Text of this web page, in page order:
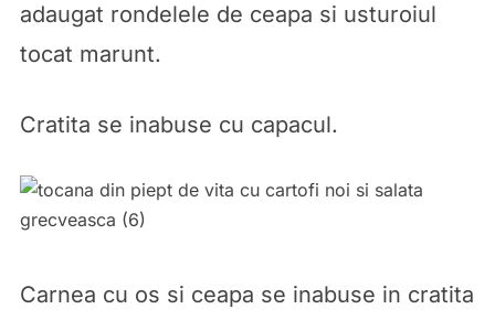
adaugat rondelele de ceapa si usturoiul
tocat marunt.
Cratita se inabuse cu capacul.
Carnea cu os si ceapa se inabuse in cratita